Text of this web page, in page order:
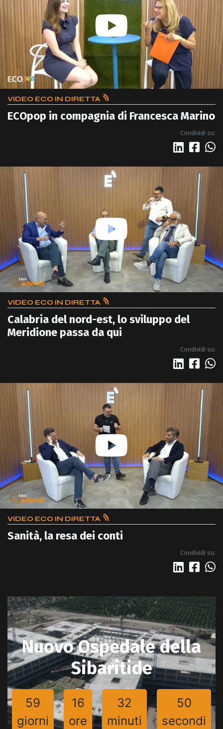
VIDEO ECO IN DIRETTA
ECOpop in compagnia di Francesca Marino
Condividi su:
VIDEO ECO IN DIRETTA
Calabria del nord-est, lo sviluppo del
Meridione passa da qui
Condividi su:
VIDEO ECO IN DIRETTA
Sanità, la resa dei conti
Condividi su:
Nuovo Ospedale della
Sibaritide
59
giorni
16
ore
32
minuti
47
secondi